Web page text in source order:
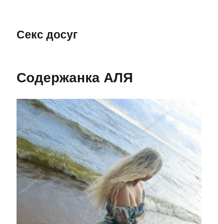
Секс досуг
Содержанка АЛЯ